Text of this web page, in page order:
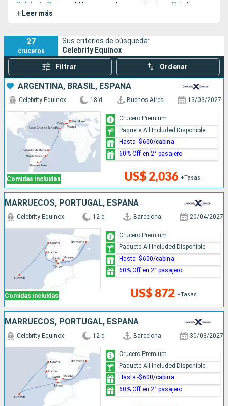
Celebrity Cruises
. El buque pertenece a la clase Solstice y
fue botado en agosto de 2.009. En julio de 2.019 fue
+ Leer más
27
cruceros
Sus criterios de búsqueda:
Celebrity Equinox
Filtrar Ordenar
ARGENTINA, BRASIL, ESPAÑA
Comidas incluidas
Celebrity Equinox 18 d Buenos Aires 13/03/2027
US$ 2,036 +Tasas
Crucero Premium
Paquete All Included Disponible
Hasta -$600/cabina
60% Off en 2° pasajero
MARRUECOS, PORTUGAL, ESPAÑA
Comidas incluidas
Celebrity Equinox 12 d Barcelona 20/04/2027
US$ 872 +Tasas
Crucero Premium
Paquete All Included Disponible
Hasta -$600/cabina
60% Off en 2° pasajero
MARRUECOS, PORTUGAL, ESPAÑA
Celebrity Equinox 12 d Barcelona 30/03/2027
Crucero Premium
Paquete All Included Disponible
Hasta -$600/cabina
60% Off en 2° pasajero